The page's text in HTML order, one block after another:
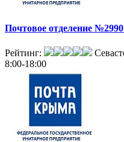
Почтовое отделение
Рейтинг:
8:00-18:00